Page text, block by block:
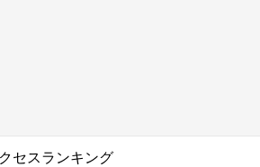
セスランキング